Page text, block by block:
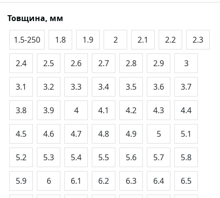
Товщина, мм
1.5-250
1.8 1.9 2 2.1 2.2 2.3
2.4 2.5 2.6 2.7 2.8 2.9 3
3.1 3.2 3.3 3.4 3.5 3.6 3.7
3.8 3.9 4 4.1 4.2 4.3 4.4
4.5 4.6 4.7 4.8 4.9 5 5.1
5.2 5.3 5.4 5.5 5.6 5.7 5.8
5.9 6 6.1 6.2 6.3 6.4 6.5